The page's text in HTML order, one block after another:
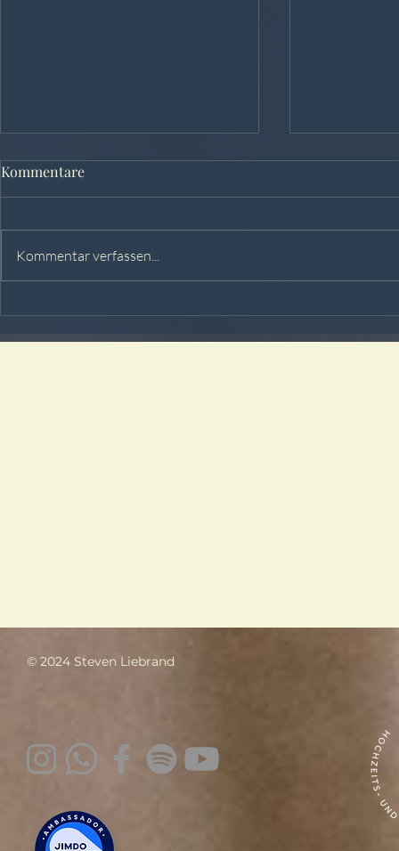
Kommentare
Kommentar verfassen...
© 2024 Steven Liebrand